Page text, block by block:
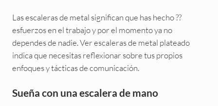
Las escaleras de metal significan que has hecho ??
esfuerzos en el trabajo y por el momento ya no
dependes de nadie. Ver escaleras de metal plateado
indica que necesitas reflexionar sobre tus propios
enfoques y tácticas de comunicación.
Sueña con una escalera de mano